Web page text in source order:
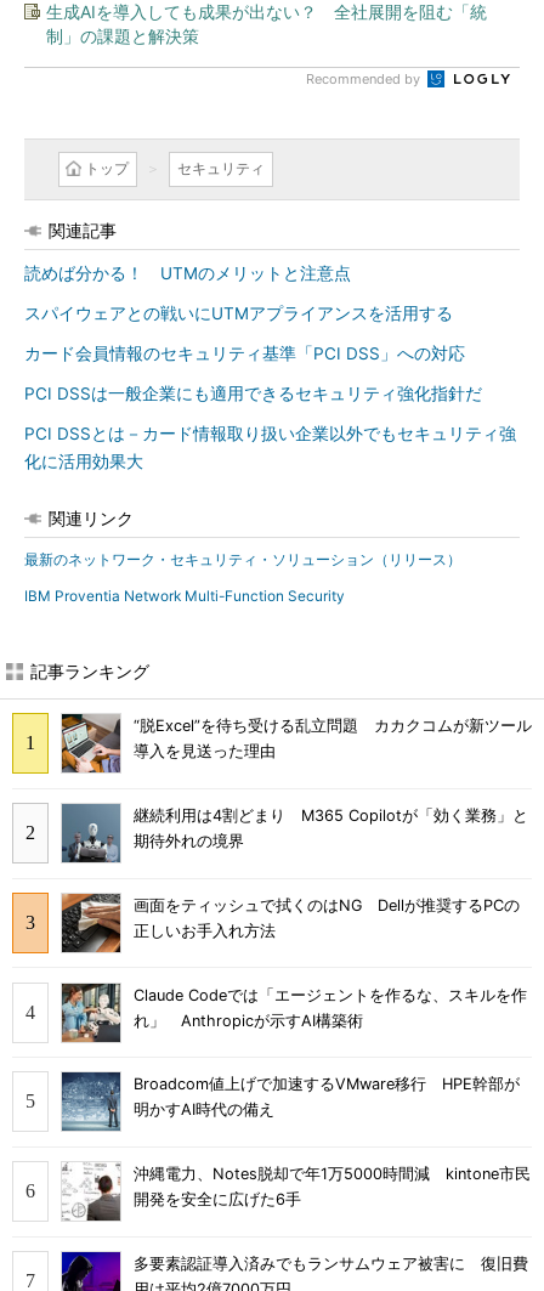
生成AIを導入しても成果が出ない？ 全社展開を阻む「統
制」の課題と解決策
Recommended by
トップ セキュリティ
関連記事
読めば分かる！ UTMのメリットと注意点
スパイウェアとの戦いにUTMアプライアンスを活用する
カード会員情報のセキュリティ基準「PCI DSS」への対応
PCI DSSは一般企業にも適用できるセキュリティ強化指針だ
PCI DSSとは－カード情報取り扱い企業以外でもセキュリティ強
化に活用効果大
関連リンク
最新のネットワーク・セキュリティ・ソリューション（リリース）
IBM Proventia Network Multi-Function Security
記事ランキング
“脱Excel”を待ち受ける乱立問題 カカクコムが新ツール
導入を見送った理由
継続利用は4割どまり M365 Copilotが「効く業務」と
期待外れの境界
画面をティッシュで拭くのはNG Dellが推奨するPCの
正しいお手入れ方法
Claude Codeでは「エージェントを作るな、スキルを作
れ」 Anthropicが示すAI構築術
Broadcom値上げで加速するVMware移行 HPE幹部が
明かすAI時代の備え
沖縄電力、Notes脱却で年1万5000時間減 kintone市民
開発を安全に広げた6手
多要素認証導入済みでもランサムウェア被害に 復旧費